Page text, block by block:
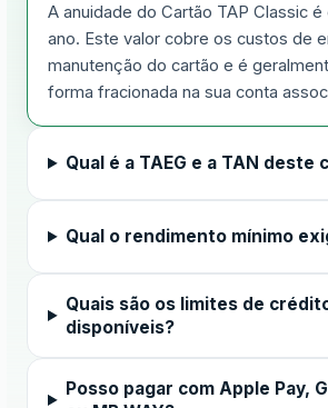
A anuidade do Cartão TAP Classic
ano. Este valor cobre os custos de
manutenção do cartão e é
forma fracionada na sua conta
Qual é a TAEG e a TAN deste
Qual o rendimento mínimo
Quais são os limites de
disponíveis?
Posso pagar com Apple Pay,